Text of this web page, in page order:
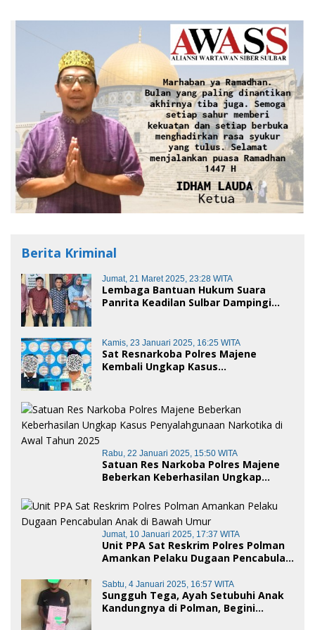
Berita Kriminal
Jumat, 21 Maret 2025, 23:28 WITA
Lembaga Bantuan Hukum Suara
Panrita Keadilan Sulbar Dampingi
Polman
Kamis, 23 Januari 2025, 16:25 WITA
Sat Resnarkoba Polres Majene
Kembali Ungkap Kasus
Rabu, 22 Januari 2025, 15:50 WITA
Satuan Res Narkoba Polres Majene
Beberkan Keberhasilan Ungkap
Awal Tahun 2025
Jumat, 10 Januari 2025, 17:37 WITA
Unit PPA Sat Reskrim Polres Polman
Amankan Pelaku Dugaan Pencabulan
Sabtu, 4 Januari 2025, 16:57 WITA
Sungguh Tega, Ayah Setubuhi Anak
Kandungnya di Polman, Begini